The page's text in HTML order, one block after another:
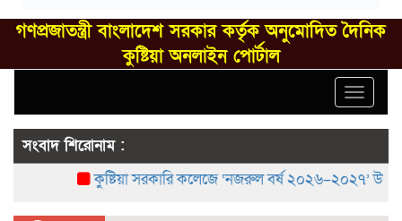
গণপ্রজাতন্ত্রী বাংলাদেশ সরকার কর্তৃক অনুমোদিত দৈনিক
কুষ্টিয়া অনলাইন পোর্টাল
Toggle
সংবাদ শিরোনাম :
কুষ্টিয়া সরকারি কলেজে ‘নজরুল বর্ষ ২০২৬–২০২৭’ উদ্‌যাপন